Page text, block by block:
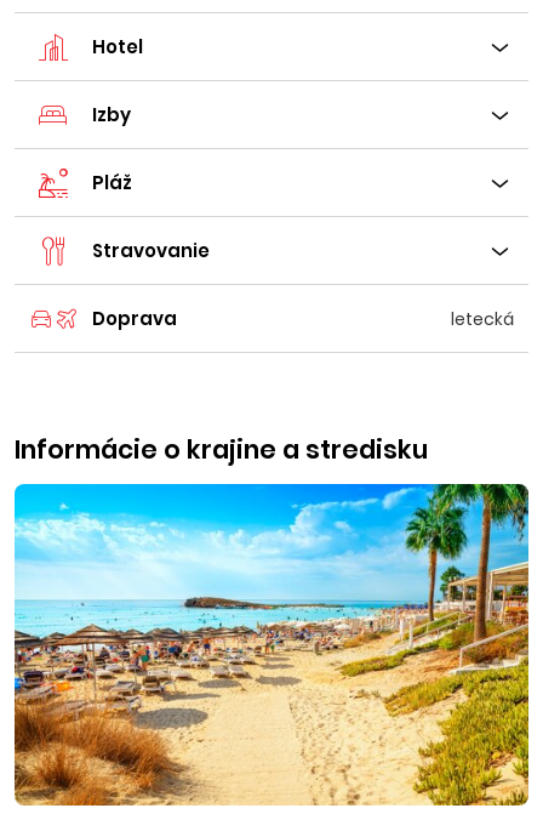
Hotel
Izby
Pláž
Stravovanie
Doprava letecká
Informácie o krajine a stredisku